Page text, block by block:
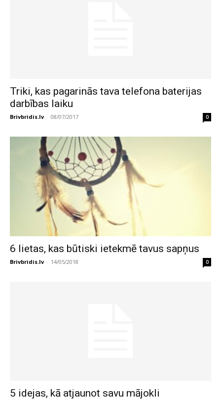
Triki, kas pagarinās tava telefona baterijas
darbības laiku
Brivbridis.lv - 08/07/2017 0
6 lietas, kas būtiski ietekmē tavus sapņus
Brivbridis.lv - 14/05/2018 0
5 idejas, kā atjaunot savu mājokli